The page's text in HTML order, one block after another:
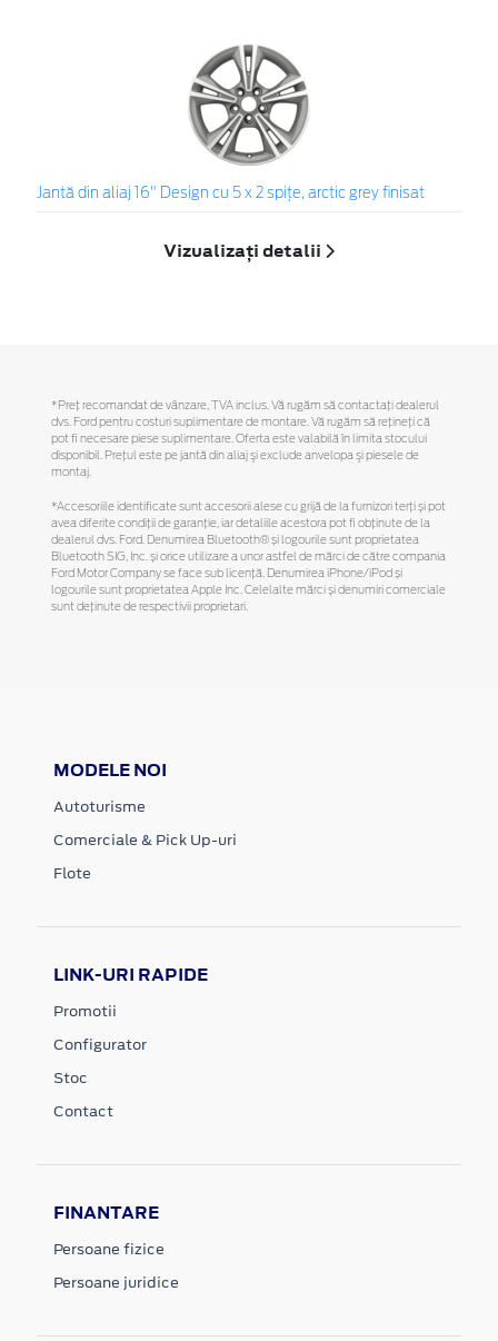
Jantă din aliaj 16" Design cu 5 x 2 spiţe, arctic grey finisat
Vizualizați detalii
*Preţ recomandat de vânzare, TVA inclus. Vă rugăm să contactaţi dealerul
dvs. Ford pentru costuri suplimentare de montare. Vă rugăm să reţineţi că
pot fi necesare piese suplimentare. Oferta este valabilă în limita stocului
disponibil. Preţul este pe jantă din aliaj şi exclude anvelopa şi piesele de
montaj.
*Accesoriile identificate sunt accesorii alese cu grijă de la furnizori terți și pot
avea diferite condiții de garanție, iar detaliile acestora pot fi obținute de la
dealerul dvs. Ford. Denumirea Bluetooth® și logourile sunt proprietatea
Bluetooth SIG, Inc. și orice utilizare a unor astfel de mărci de către compania
Ford Motor Company se face sub licență. Denumirea iPhone/iPod și
logourile sunt proprietatea Apple Inc. Celelalte mărci și denumiri comerciale
sunt deținute de respectivii proprietari.
MODELE NOI
Autoturisme
Comerciale & Pick Up-uri
Flote
LINK-URI RAPIDE
Promotii
Configurator
Stoc
Contact
FINANTARE
Persoane fizice
Persoane juridice